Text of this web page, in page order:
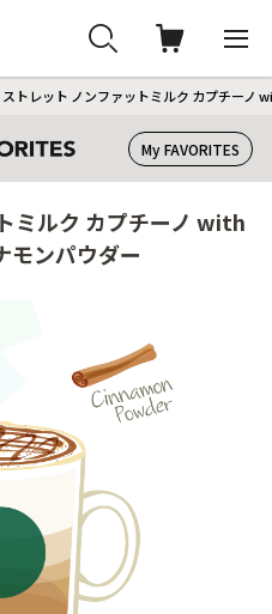
ストレット ノンファットミルク カプチーノ
My FAVORITES
ミルク カプチーノ with
モンパウダー